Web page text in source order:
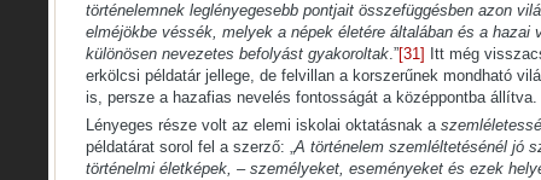
történelemnek leglényegesebb pontjait összefüggésben azon
elméjökbe véssék, melyek a népek életére általában és a hazai
különösen nevezetes befolyást gyakoroltak.”[31]
Itt még
erkölcsi példatár jellege, de felvillan a korszerűnek mondható
is, persze a hazafias nevelés fontosságát a középpontba állítva.
Lényeges része volt az elemi iskolai oktatásnak a
példatárat sorol fel a szerző: „A történelem szemléltetésénél jó
történelmi életképek, – személyeket, eseményeket és ezek